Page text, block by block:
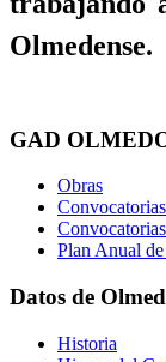
Olmedense.
GAD
Obras
Plan Anual
Datos de
Historia